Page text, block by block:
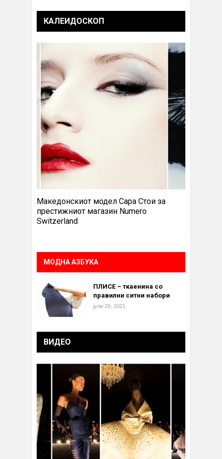
КАЛЕИДОСКОП
Македонскиот модел Сара Стои за
престижниот магазин Numero
Switzerland
МОДНА АЗБУКА
ПЛИСЕ – ткаенина со
правилни ситни набори
јули 29, 2021
ВИДЕО